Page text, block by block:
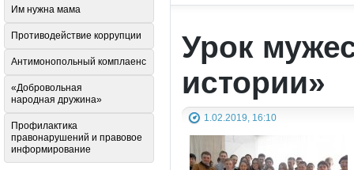
Урок
истории»
1.02.2019, 16:10
Им нужна мама
Противодействие коррупции
Антимонопольный комплаенс
«Добровольная
народная дружина»
Профилактика
правонарушений и правовое
информирование